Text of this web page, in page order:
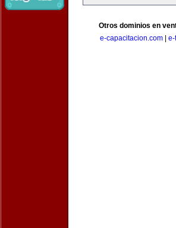
Otros dominios en
e-capacitacion.com
e-